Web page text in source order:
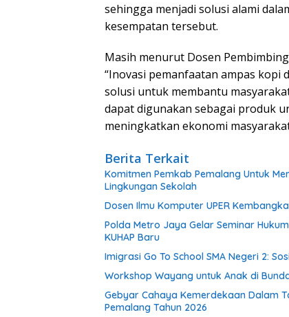
sehingga menjadi solusi alami
kesempatan tersebut.
Masih menurut Dosen Pembimbing
“Inovasi pemanfaatan ampas kopi
solusi untuk membantu
dapat digunakan sebagai produk
meningkatkan ekonomi
Berita Terkait
Komitmen Pemkab Pemalang Untuk
Lingkungan Sekolah
Dosen Ilmu Komputer UPER
Polda Metro Jaya Gelar Seminar
KUHAP Baru
Imigrasi Go To School SMA Negeri 2:
Workshop Wayang untuk Anak di
Gebyar Cahaya Kemerdekaan Dalam
Pemalang Tahun 2026